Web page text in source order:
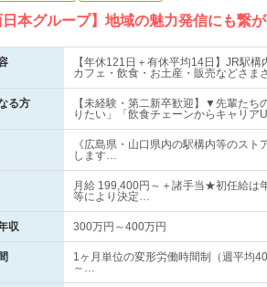
日本グループ】地域の魅力発信にも繋
【年休121日＋有休平均14日】JR駅
カフェ・飲食・お土産・販売などさま
る方
【未経験・第二新卒歓迎】▼先輩た
りたい」「飲食チェーンからキャリア
《広島県・山口県内の駅構内等のス
します…
月給 199,400円～＋諸手当★初任給は
等により決定…
収 300万円～400万円
1ヶ月単位の変形労働時間制（週平均
～…